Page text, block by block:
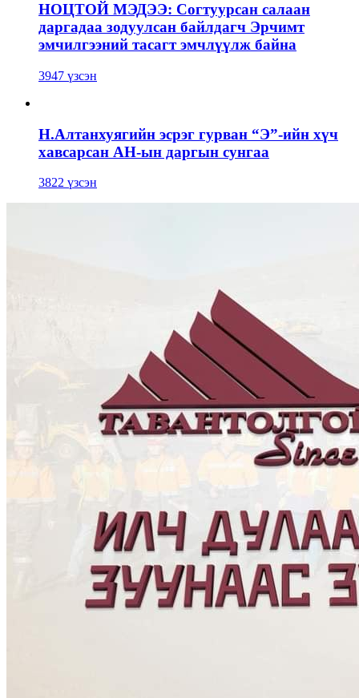
НОЦТОЙ МЭДЭЭ: Согтуурсан салаан
даргадаа зодуулсан байлдагч Эрчимт
эмчилгээний тасагт эмчлүүлж байна
3947 үзсэн
Н.Алтанхуягийн эсрэг гурван “Э”-ийн хүч
хавсарсан АН-ын даргын сунгаа
3822 үзсэн